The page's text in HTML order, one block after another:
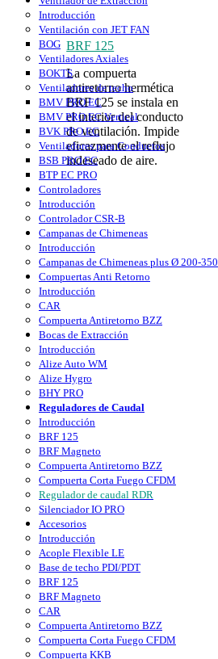
BRF 125
La compuerta
antiretorno hermética
BRF 125 se instala en
el interior del conducto
de ventilación. Impide
eficazmente el reflujo
indeseado de aire.
Introducción
Ventilación con JET FAN
BOG
Ventiladores Axiales
BOKTS
Ventiladores de techo
BMV PRO EC
BMV PRO EC Vertical
BVK PRO EC
Ventiladores para Conductos
BSB PRO EC
BTP EC PRO
Controladores
Introducción
Controlador CSR-B
Campanas de Chimeneas
Introducción
Campanas de Chimeneas plus Ø 200-350
Compuertas Anti Retorno
Introducción
CAR
Compuerta Antiretorno BZZ
Bocas de Extracción
Introducción
Alize Auto WM
Alize Hygro
BHY PRO
Reguladores de Caudal
Introducción
BRF 125
BRF Magneto
Compuerta Antiretorno BZZ
Compuerta Corta Fuego CFDM
Regulador de caudal RDR
Silenciador IO PRO
Accesorios
Introducción
Acople Flexible LE
Base de techo PDI/PDT
BRF 125
BRF Magneto
CAR
Compuerta Antiretorno BZZ
Compuerta Corta Fuego CFDM
Compuerta KKB